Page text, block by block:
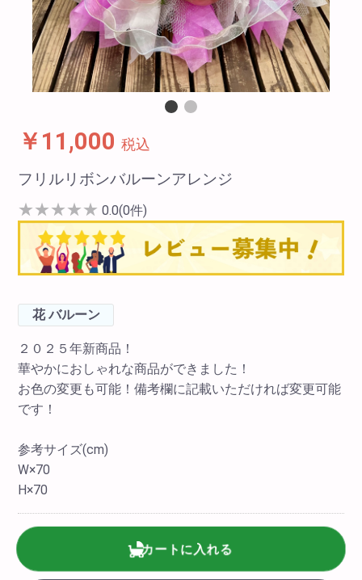
￥11,000 税込
フリルリボンバルーンアレンジ
★★★★★ 0.0(0件)
花 バルーン
２０２５年新商品！
華やかにおしゃれな商品ができました！
お色の変更も可能！備考欄に記載いただければ変更可能
です！
参考サイズ(cm)
W×70
H×70
カートに入れる